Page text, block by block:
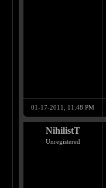
01-17-2011, 11:48 PM
NihilistT
Unregistered